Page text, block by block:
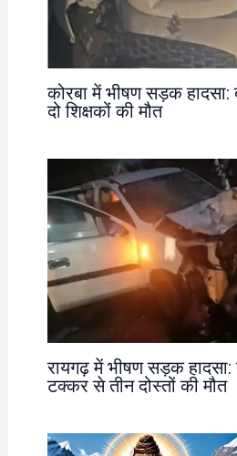
कोरबा में भीषण सड़क हादसा:
दो शिक्षकों की मौत
रायगढ़ में भीषण सड़क
टक्कर से तीन दोस्तों की मौत